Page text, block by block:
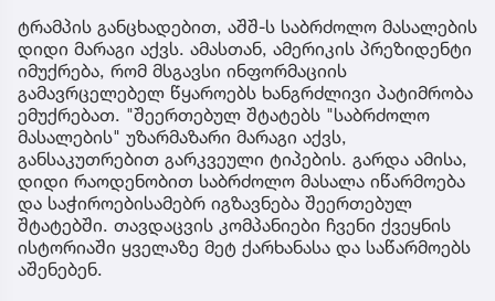
ტრამპის განცხადებით, აშშ-ს საბრძოლო მასალების
დიდი მარაგი აქვს. ამასთან, ამერიკის პრეზიდენტი
იმუქრება, რომ მსგავსი ინფორმაციის
გამავრცელებელ წყაროებს ხანგრძლივი პატიმრობა
ემუქრებათ. "შეერთებულ შტატებს "საბრძოლო
მასალების" უზარმაზარი მარაგი აქვს,
განსაკუთრებით გარკვეული ტიპების. გარდა ამისა,
დიდი რაოდენობით საბრძოლო მასალა იწარმოება
და საჭიროებისამებრ იგზავნება შეერთებულ
შტატებში. თავდაცვის კომპანიები ჩვენი ქვეყნის
ისტორიაში ყველაზე მეტ ქარხანასა და საწარმოებს
აშენებენ.